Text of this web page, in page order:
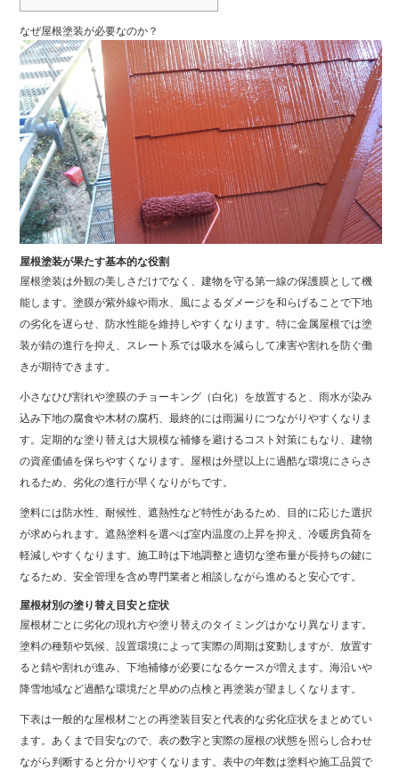
なぜ屋根塗装が必要なのか？
屋根塗装が果たす基本的な役割
屋根塗装は外観の美しさだけでなく、建物を守る第一線の保護膜として機
能します。塗膜が紫外線や雨水、風によるダメージを和らげることで下地
の劣化を遅らせ、防水性能を維持しやすくなります。特に金属屋根では塗
装が錆の進行を抑え、スレート系では吸水を減らして凍害や割れを防ぐ働
きが期待できます。
小さなひび割れや塗膜のチョーキング（白化）を放置すると、雨水が染み
込み下地の腐食や木材の腐朽、最終的には雨漏りにつながりやすくなりま
す。定期的な塗り替えは大規模な補修を避けるコスト対策にもなり、建物
の資産価値を保ちやすくなります。屋根は外壁以上に過酷な環境にさらさ
れるため、劣化の進行が早くなりがちです。
塗料には防水性、耐候性、遮熱性など特性があるため、目的に応じた選択
が求められます。遮熱塗料を選べば室内温度の上昇を抑え、冷暖房負荷を
軽減しやすくなります。施工時は下地調整と適切な塗布量が長持ちの鍵に
なるため、安全管理を含め専門業者と相談しながら進めると安心です。
屋根材別の塗り替え目安と症状
屋根材ごとに劣化の現れ方や塗り替えのタイミングはかなり異なります。
塗料の種類や気候、設置環境によって実際の周期は変動しますが、放置す
ると錆や割れが進み、下地補修が必要になるケースが増えます。海沿いや
降雪地域など過酷な環境だと早めの点検と再塗装が望ましくなります。
下表は一般的な屋根材ごとの再塗装目安と代表的な劣化症状をまとめてい
ます。あくまで目安なので、表の数字と実際の屋根の状態を照らし合わせ
ながら判断すると分かりやすくなります。表中の年数は塗料や施工品質で